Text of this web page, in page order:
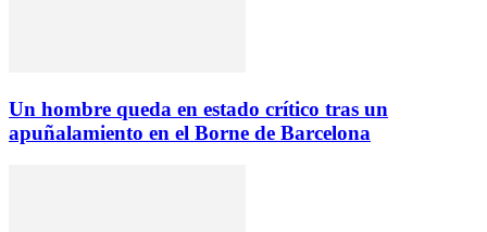
Un hombre queda en estado crítico tras un
apuñalamiento en el Borne de Barcelona